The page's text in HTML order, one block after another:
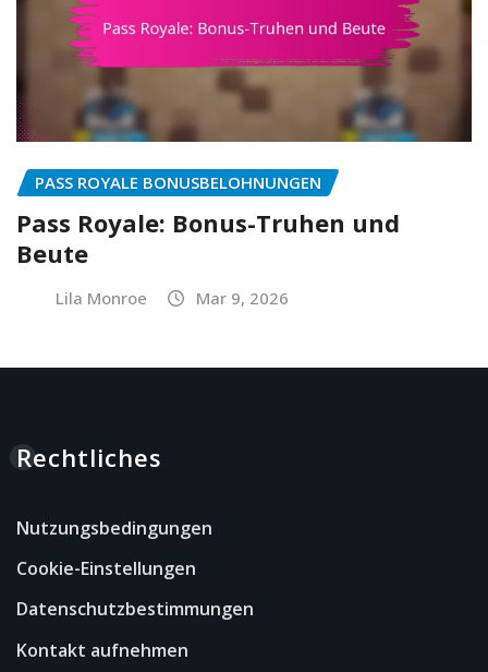
PASS ROYALE BONUSBELOHNUNGEN
Pass Royale: Bonus-Truhen und
Beute
Lila Monroe Mar 9, 2026
Rechtliches
Nutzungsbedingungen
Cookie-Einstellungen
Datenschutzbestimmungen
Kontakt aufnehmen